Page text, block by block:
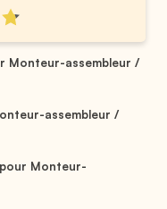
Monteur-assembleur /
assembleur /
pour Monteur-